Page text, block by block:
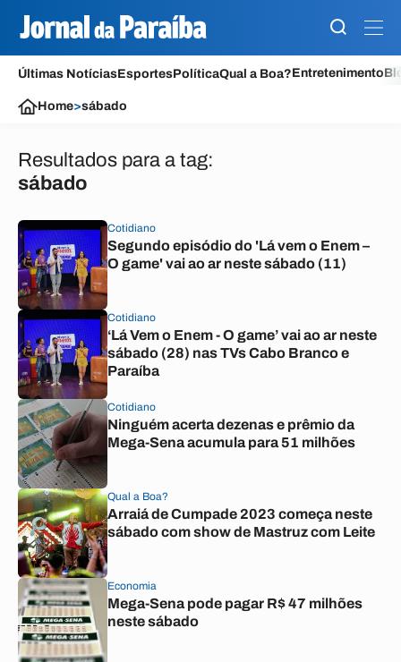
Últimas NotíciasEsportesPolíticaQual a Boa?Entretenimento
Home>sábado
Resultados para a tag:
sábado
Cotidiano
Segundo episódio do 'Lá vem o Enem –
O game' vai ao ar neste sábado (11)
Cotidiano
‘Lá Vem o Enem - O game’ vai ao ar neste
sábado (28) nas TVs Cabo Branco e
Paraíba
Cotidiano
Ninguém acerta dezenas e prêmio da
Mega-Sena acumula para 51 milhões
Qual a Boa?
Arraiá de Cumpade 2023 começa neste
sábado com show de Mastruz com Leite
Economia
Mega-Sena pode pagar R$ 47 milhões
neste sábado